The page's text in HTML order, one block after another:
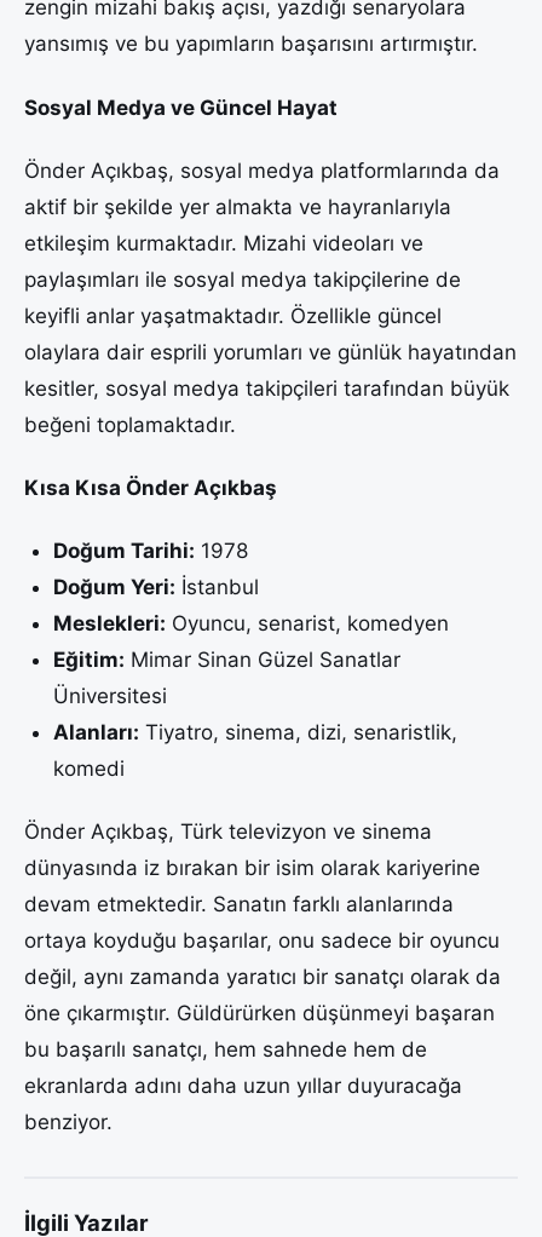
zengin mizahi bakış açısı, yazdığı senaryolara
yansımış ve bu yapımların başarısını artırmıştır.
Sosyal Medya ve Güncel Hayat
Önder Açıkbaş, sosyal medya platformlarında da
aktif bir şekilde yer almakta ve hayranlarıyla
etkileşim kurmaktadır. Mizahi videoları ve
paylaşımları ile sosyal medya takipçilerine de
keyifli anlar yaşatmaktadır. Özellikle güncel
olaylara dair esprili yorumları ve günlük hayatından
kesitler, sosyal medya takipçileri tarafından büyük
beğeni toplamaktadır.
Kısa Kısa Önder Açıkbaş
Doğum Tarihi: 1978
Doğum Yeri: İstanbul
Meslekleri: Oyuncu, senarist, komedyen
Eğitim: Mimar Sinan Güzel Sanatlar
Üniversitesi
Alanları: Tiyatro, sinema, dizi, senaristlik,
komedi
Önder Açıkbaş, Türk televizyon ve sinema
dünyasında iz bırakan bir isim olarak kariyerine
devam etmektedir. Sanatın farklı alanlarında
ortaya koyduğu başarılar, onu sadece bir oyuncu
değil, aynı zamanda yaratıcı bir sanatçı olarak da
öne çıkarmıştır. Güldürürken düşünmeyi başaran
bu başarılı sanatçı, hem sahnede hem de
ekranlarda adını daha uzun yıllar duyuracağa
benziyor.
İlgili Yazılar